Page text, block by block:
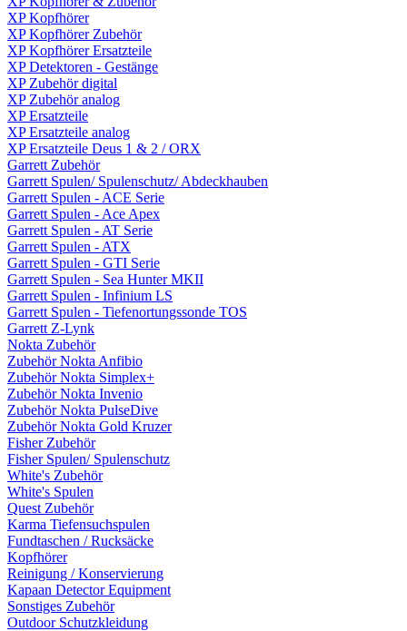
XP Kopfhörer
XP Kopfhörer Zubehör
XP Kopfhörer Ersatzteile
XP Detektoren - Gestänge
XP Zubehör digital
XP Zubehör analog
XP Ersatzteile
XP Ersatzteile analog
XP Ersatzteile Deus 1 & 2 / ORX
Garrett Zubehör
Garrett Spulen/ Spulenschutz/ Abdeckhauben
Garrett Spulen - ACE Serie
Garrett Spulen - Ace Apex
Garrett Spulen - AT Serie
Garrett Spulen - ATX
Garrett Spulen - GTI Serie
Garrett Spulen - Sea Hunter MKII
Garrett Spulen - Infinium LS
Garrett Spulen - Tiefenortungssonde TOS
Garrett Z-Lynk
Nokta Zubehör
Zubehör Nokta Anfibio
Zubehör Nokta Simplex+
Zubehör Nokta Invenio
Zubehör Nokta PulseDive
Zubehör Nokta Gold Kruzer
Fisher Zubehör
Fisher Spulen/ Spulenschutz
White's Zubehör
White's Spulen
Quest Zubehör
Karma Tiefensuchspulen
Fundtaschen / Rucksäcke
Kopfhörer
Reinigung / Konservierung
Kapaan Detector Equipment
Sonstiges Zubehör
Outdoor Schutzkleidung